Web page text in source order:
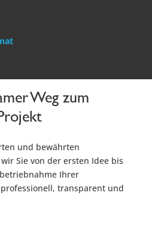
Weg zum
und bewährten
Sie von der ersten Idee bis
Ihrer
transparent und